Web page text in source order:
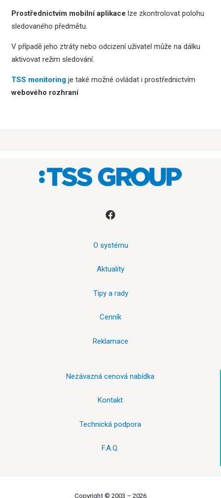
Prostřednictvím mobilní aplikace lze zkontrolovat polohu
sledovaného předmětu.
V případě jeho ztráty nebo odcizení uživatel může na dálku
aktivovat režim sledování.
TSS monitoring je také možné ovládat i prostřednictvím
webového rozhraní
O systému
Aktuality
Tipy a rady
Cenník
Reklamace
Nezávazná cenová nabídka
Kontakt
Technická podpora
F.A.Q.
Copyright © 2003 – 2026